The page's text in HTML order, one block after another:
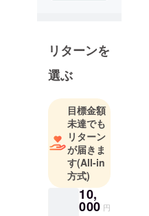
コレクショ
ン、NHKな
どを初め
様々なコレ
クション、
ブライダ
ル、スチー
ル、TVなど
多数出演♡
みんなの憧
れになりた
リターンを
選ぶ
目標金額
未達でも
リターン
が届きま
す(All-in
方式)
10,
000 円